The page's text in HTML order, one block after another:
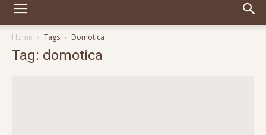
Home
Tags Domotica
Tag: domotica